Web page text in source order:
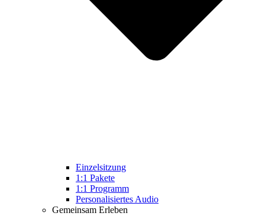
Einzelsitzung
1:1 Pakete
1:1 Programm
Personalisiertes Audio
Gemeinsam Erleben